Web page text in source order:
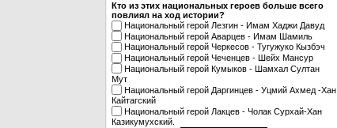
Кто из этих национальных героев больше всего
повлиял на ход истории?
Национальный герой Лезгин - Имам Хаджи Давуд
Национальный герой Аварцев - Имам Шамиль
Национальный герой Черкесов - Тугужуко Кызбэч
Национальный герой Чеченцев - Шейх Мансур
Национальный герой Кумыков - Шамхал Султан
Мут
Национальный герой Даргинцев - Уцмий Ахмед -Хан
Кайтагский
Национальный герой Лакцев - Чолак Сурхай-Хан
Казикумухский.